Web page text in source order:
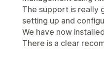
The support is really
setting up and
We have now
There is a clear